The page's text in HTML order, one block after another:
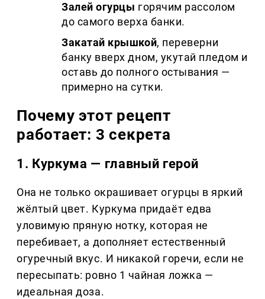
Залей огурцы горячим рассолом
до самого верха банки.
Закатай крышкой, переверни
банку вверх дном, укутай пледом и
оставь до полного остывания —
примерно на сутки.
Почему этот рецепт
работает: 3 секрета
1. Куркума — главный герой
Она не только окрашивает огурцы в яркий
жёлтый цвет. Куркума придаёт едва
уловимую пряную нотку, которая не
перебивает, а дополняет естественный
огуречный вкус. И никакой горечи, если не
пересыпать: ровно 1 чайная ложка —
идеальная доза.